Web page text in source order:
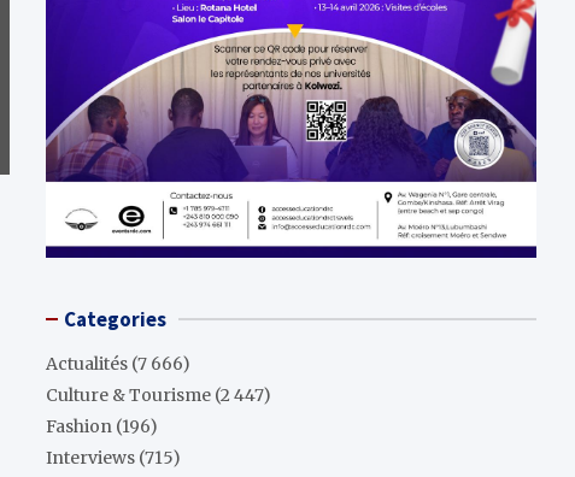
Categories
Actualités (7 666)
Culture & Tourisme (2 447)
Fashion (196)
Interviews (715)